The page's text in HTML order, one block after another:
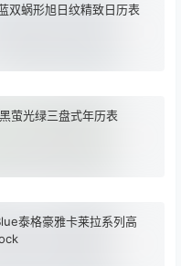
双蜗形旭日纹精致日历表
萤光绿三盘式年历表
泰格豪雅卡莱拉系列高